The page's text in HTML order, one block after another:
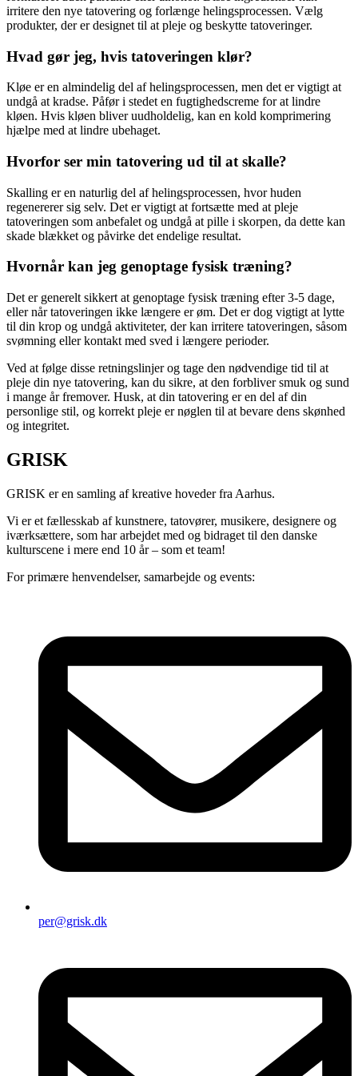
irritere den nye tatovering og forlænge helingsprocessen. Vælg
produkter, der er designet til at pleje og beskytte tatoveringer.
Hvad gør jeg, hvis tatoveringen klør?
Kløe er en almindelig del af helingsprocessen, men det er vigtigt at
undgå at kradse. Påfør i stedet en fugtighedscreme for at lindre
kløen. Hvis kløen bliver uudholdelig, kan en kold komprimering
hjælpe med at lindre ubehaget.
Hvorfor ser min tatovering ud til at skalle?
Skalling er en naturlig del af helingsprocessen, hvor huden
regenererer sig selv. Det er vigtigt at fortsætte med at pleje
tatoveringen som anbefalet og undgå at pille i skorpen, da dette kan
skade blækket og påvirke det endelige resultat.
Hvornår kan jeg genoptage fysisk træning?
Det er generelt sikkert at genoptage fysisk træning efter 3-5 dage,
eller når tatoveringen ikke længere er øm. Det er dog vigtigt at lytte
til din krop og undgå aktiviteter, der kan irritere tatoveringen, såsom
svømning eller kontakt med sved i længere perioder.
Ved at følge disse retningslinjer og tage den nødvendige tid til at
pleje din nye tatovering, kan du sikre, at den forbliver smuk og sund
i mange år fremover. Husk, at din tatovering er en del af din
personlige stil, og korrekt pleje er nøglen til at bevare dens skønhed
og integritet.
GRISK
GRISK er en samling af kreative hoveder fra Aarhus.
Vi er et fællesskab af kunstnere, tatovører, musikere, designere og
iværksættere, som har arbejdet med og bidraget til den danske
kulturscene i mere end 10 år – som et team!
For primære henvendelser, samarbejde og events:
per@grisk.dk